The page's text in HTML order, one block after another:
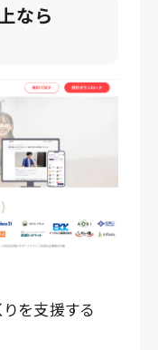
なら
を支援する